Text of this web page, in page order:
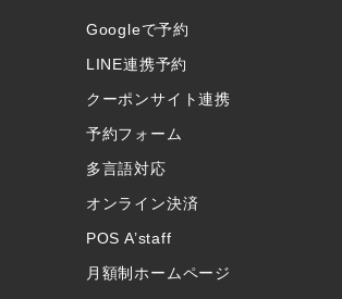
Googleで予約
LINE連携予約
クーポンサイト連携
予約フォーム
多言語対応
オンライン決済
POS A’staff
月額制ホームページ